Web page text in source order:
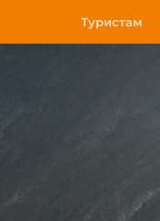
Туристам